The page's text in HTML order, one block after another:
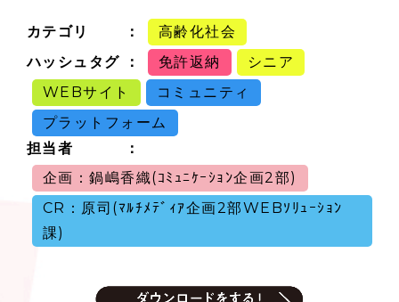
カテゴリ
高齢化社会
ハッシュタグ
免許返納
シニア
WEBサイト
コミュニティ
プラットフォーム
担当者
企画：鍋嶋香織(ｺﾐｭﾆｹｰｼｮﾝ企画2部)
CR：原司(ﾏﾙﾁﾒﾃﾞｨｱ企画2部WEBｿﾘｭｰｼｮﾝ
課)